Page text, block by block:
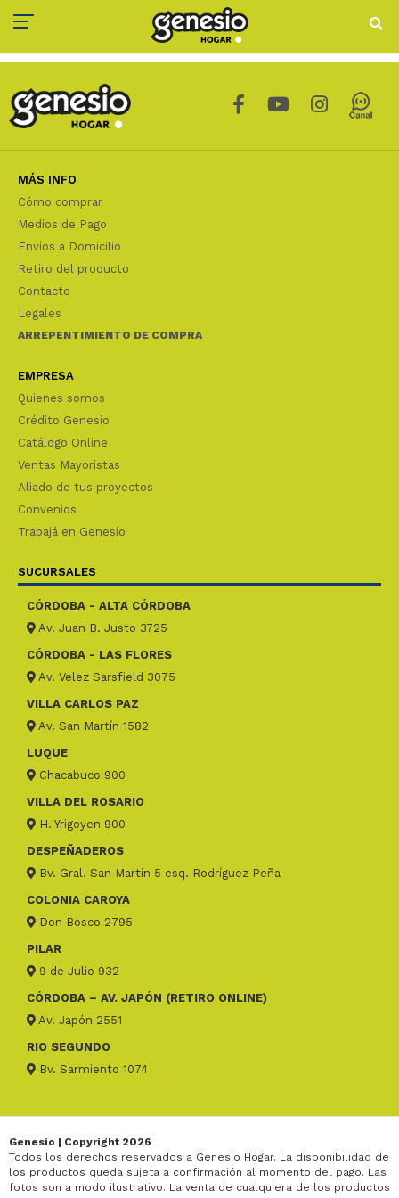
MÁS INFO
Cómo comprar
Medios de Pago
Envíos a Domicilio
Retiro del producto
Contacto
Legales
ARREPENTIMIENTO DE COMPRA
EMPRESA
Quienes somos
Crédito Genesio
Catálogo Online
Ventas Mayoristas
Aliado de tus proyectos
Convenios
Trabajá en Genesio
SUCURSALES
CÓRDOBA - ALTA CÓRDOBA
Av. Juan B. Justo 3725
CÓRDOBA - LAS FLORES
Av. Velez Sarsfield 3075
VILLA CARLOS PAZ
Av. San Martín 1582
LUQUE
Chacabuco 900
VILLA DEL ROSARIO
H. Yrigoyen 900
DESPEÑADEROS
Bv. Gral. San Martin 5 esq. Rodríguez Peña
COLONIA CAROYA
Don Bosco 2795
PILAR
9 de Julio 932
CÓRDOBA – AV. JAPÓN (RETIRO ONLINE)
Av. Japón 2551
RIO SEGUNDO
Bv. Sarmiento 1074
Genesio | Copyright 2026
Todos los derechos reservados a Genesio Hogar. La disponibilidad de
los productos queda sujeta a confirmación al momento del pago. Las
fotos son a modo ilustrativo. La venta de cualquiera de los productos